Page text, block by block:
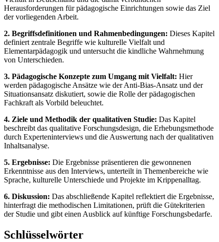
Herausforderungen für pädagogische Einrichtungen sowie das Ziel
der vorliegenden Arbeit.
2. Begriffsdefinitionen und Rahmenbedingungen: Dieses Kapitel
definiert zentrale Begriffe wie kulturelle Vielfalt und
Elementarpädagogik und untersucht die kindliche Wahrnehmung
von Unterschieden.
3. Pädagogische Konzepte zum Umgang mit Vielfalt: Hier
werden pädagogische Ansätze wie der Anti-Bias-Ansatz und der
Situationsansatz diskutiert, sowie die Rolle der pädagogischen
Fachkraft als Vorbild beleuchtet.
4. Ziele und Methodik der qualitativen Studie: Das Kapitel
beschreibt das qualitative Forschungsdesign, die Erhebungsmethode
durch Experteninterviews und die Auswertung nach der qualitativen
Inhaltsanalyse.
5. Ergebnisse: Die Ergebnisse präsentieren die gewonnenen
Erkenntnisse aus den Interviews, unterteilt in Themenbereiche wie
Sprache, kulturelle Unterschiede und Projekte im Krippenalltag.
6. Diskussion: Das abschließende Kapitel reflektiert die Ergebnisse,
hinterfragt die methodischen Limitationen, prüft die Gütekriterien
der Studie und gibt einen Ausblick auf künftige Forschungsbedarfe.
Schlüsselwörter